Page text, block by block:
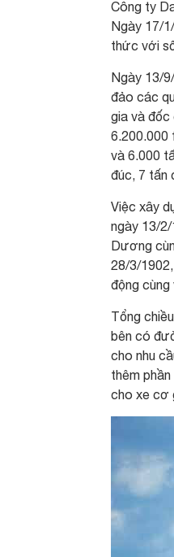
Công ty
Ngày 17/
thức với
Ngày 13/
đảo các
gia và đốc
6.200.000
và 6.000
đúc, 7 tấn
Việc xây
ngày 13/
Dương
28/3/
động
Tổng
bên có
cho nhu
thêm
cho xe cơ